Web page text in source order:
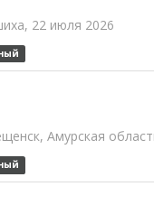
22 июля 2026
Амурская